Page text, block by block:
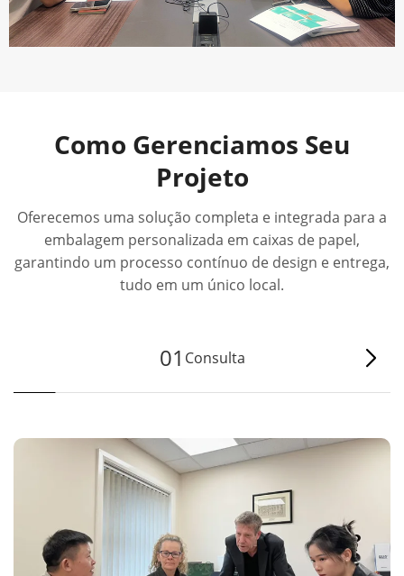
Como Gerenciamos Seu
Projeto
Oferecemos uma solução completa e integrada para a
embalagem personalizada em caixas de papel,
garantindo um processo contínuo de design e entrega,
tudo em um único local.
01 Consulta